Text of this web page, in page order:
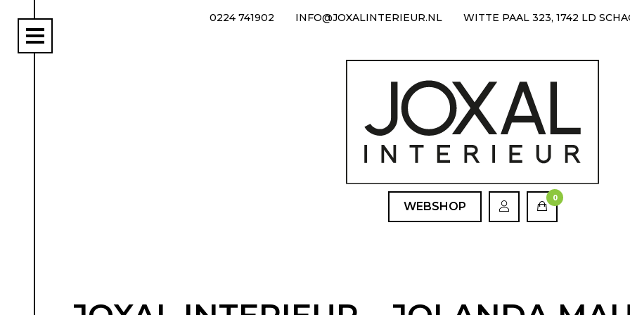
0224 741902 INFO@JOXALINTERIEUR.NL WITTE PAAL 323, 1742 LD
WEBSHOP
0